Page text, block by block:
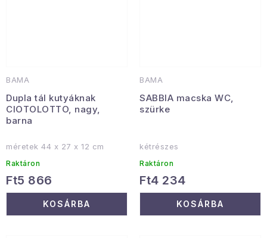
BAMA
Dupla tál kutyáknak
CIOTOLOTTO, nagy,
barna
méretek 44 x 27 x 12 cm
Raktáron
Ft5 866
KOSÁRBA
BAMA
SABBIA macska WC,
szürke
kétrészes
Raktáron
Ft4 234
KOSÁRBA